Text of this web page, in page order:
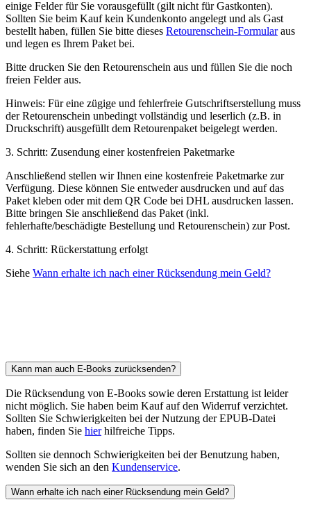
einige Felder für Sie vorausgefüllt (gilt nicht für Gastkonten).
Sollten Sie beim Kauf kein Kundenkonto angelegt und als Gast
bestellt haben, füllen Sie bitte dieses Retourenschein-Formularaus
und legen es Ihrem Paket bei.
Bitte drucken Sie den Retourenschein aus und füllen Sie die noch
freien Felder aus.
Hinweis: Für eine zügige und fehlerfreie Gutschriftserstellung muss
der Retourenschein unbedingt vollständig und leserlich (z.B. in
Druckschrift) ausgefüllt dem Retourenpaket beigelegt werden.
3. Schritt: Zusendung einer kostenfreien Paketmarke
Anschließend stellen wir Ihnen eine kostenfreie Paketmarke zur
Verfügung. Diese können Sie entweder ausdrucken und auf das
Paket kleben oder mit dem QR Code bei DHL ausdrucken lassen.
Bitte bringen Sie anschließend das Paket (inkl.
fehlerhafte/beschädigte Bestellung und Retourenschein) zur Post.
4. Schritt: Rückerstattung erfolgt
Siehe Wann erhalte ich nach einer Rücksendung mein Geld?
Kann man auch E-Books zurücksenden?
Die Rücksendung von E-Books sowie deren Erstattung ist leider
nicht möglich. Sie haben beim Kauf auf den Widerruf verzichtet.
Sollten Sie Schwierigkeiten bei der Nutzung der EPUB-Datei
haben, finden Sie hierhilfreiche Tipps.
Sollten sie dennoch Schwierigkeiten bei der Benutzung haben,
wenden Sie sich an den Kundenservice.
Wann erhalte ich nach einer Rücksendung mein Geld?